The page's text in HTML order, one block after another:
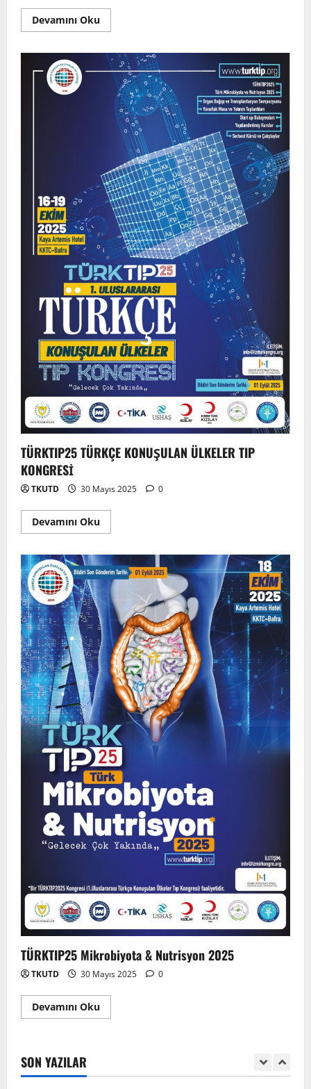
Devamını Oku
TÜRKTIP25 TÜRKÇE KONUŞULAN ÜLKELER TIP
KONGRESİ
TKUTD 30 Mayıs 2025 0
Devamını Oku
TÜRKTIP25 Mikrobiyota & Nutrisyon 2025
TKUTD 30 Mayıs 2025 0
Devamını Oku
SON YAZILAR
2
Anadolu’dan Orta Asya’ya Bilimsel İş
Birliği Zirvesi – Ağrı Tedavisinde
Uzmanlığı Buluşturmak: Türk Dünyası
Sempozyumu
3 Ağustos 2026
3
TÜRKTIP2026 DUYURU – Refakatçi Ön
Talep Süreci Başladı
22 Nisan 2026
4
TÜRKTIPÖzbekistan ile Buhara’daydık…
13 Nisan 2026
5
TÜRKTIP Kosova ile balkanlardaydık…
8 Nisan 2026
1
EMDATE 6 – 1. Ulusal Akademik Tıp